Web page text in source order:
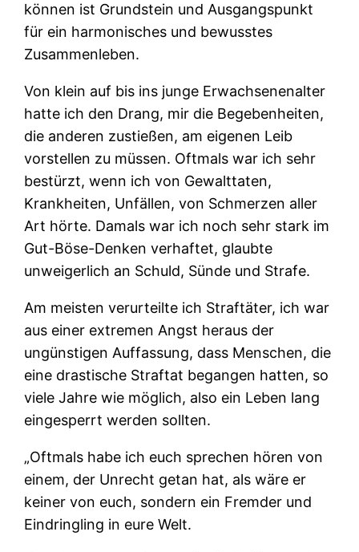
können ist Grundstein und Ausgangspunkt
für ein harmonisches und bewusstes
Zusammenleben.
Von klein auf bis ins junge Erwachsenenalter
hatte ich den Drang, mir die Begebenheiten,
die anderen zustießen, am eigenen Leib
vorstellen zu müssen. Oftmals war ich sehr
bestürzt, wenn ich von Gewalttaten,
Krankheiten, Unfällen, von Schmerzen aller
Art hörte. Damals war ich noch sehr stark im
Gut-Böse-Denken verhaftet, glaubte
unweigerlich an Schuld, Sünde und Strafe.
Am meisten verurteilte ich Straftäter, ich war
aus einer extremen Angst heraus der
ungünstigen Auffassung, dass Menschen, die
eine drastische Straftat begangen hatten, so
viele Jahre wie möglich, also ein Leben lang
eingesperrt werden sollten.
„Oftmals habe ich euch sprechen hören von
einem, der Unrecht getan hat, als wäre er
keiner von euch, sondern ein Fremder und
Eindringling in eure Welt.